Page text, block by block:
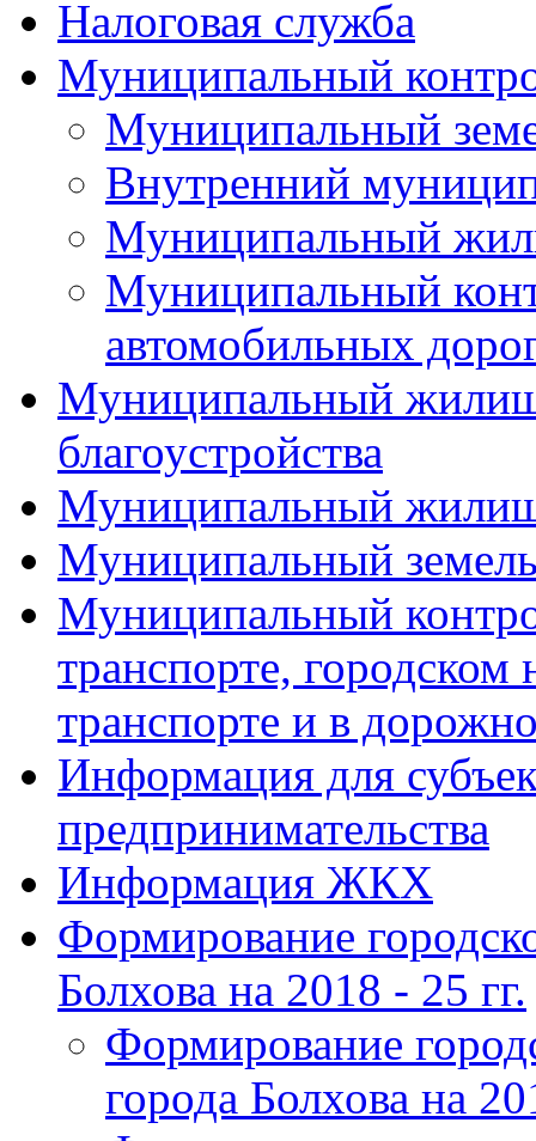
Налоговая служба
Муниципальный
Муниципальный
Внутренний
Муниципальный
Муниципальный
автомобильных
Муниципальный
благоустройства
Муниципальный
Муниципальный
Муниципальный
транспорте, городском
транспорте и в
Информация для
предпринимательства
Информация ЖКХ
Формирование
Болхова на 2018 - 25 гг.
Формирование
города Болхова на